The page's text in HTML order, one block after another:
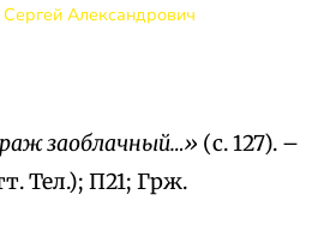
Сергей Александрович
заоблачный…» (с. 127). –
Тел.); П21; Грж.